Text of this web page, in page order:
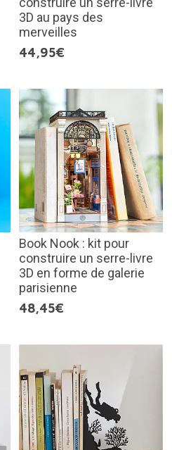
3D au pays des
merveilles
44,95€
Book Nook : kit pour
construire un serre-livre
3D en forme de galerie
parisienne
48,45€